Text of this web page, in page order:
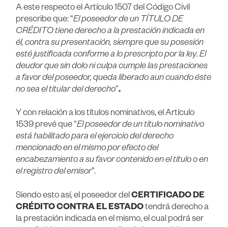
A este respecto el Artículo 1507 del Código Civil
prescribe que: “El poseedor de un TÍTULO DE
CRÉDITO tiene derecho a la prestación indicada en
él, contra su presentación, siempre que su posesión
esté justificada conforme a lo prescripto por la ley.El
deudor que sin dolo ni culpa cumple las prestaciones
a favor del poseedor, queda liberado aun cuando éste
no sea el titular del derecho”.
Y con relación a los títulos nominativos, el Artículo
1539 prevé que “El poseedor de un título nominativo
está habilitado para el ejercicio del derecho
mencionado en el mismo por efecto del
encabezamiento a su favor contenido en el título o en
el registro del emisor”.
Siendo esto así, el poseedor delCERTIFICADO DE
CRÉDITO CONTRA EL ESTADOtendrá derecho a
la prestación indicada en el mismo, el cual podrá ser